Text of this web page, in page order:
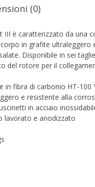
(0)
III è caratterizzato da una
in grafite
Disponibile in sei
del rotore per il
in fibra di carbonio HT-100
e resistente alla
in acciaio
lavorato e anodizzato